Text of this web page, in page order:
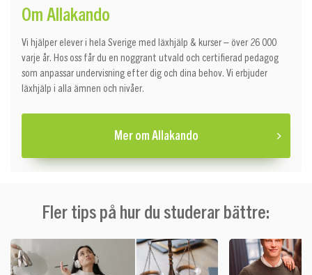
Om Allakando
Vi hjälper elever i hela Sverige med läxhjälp & kurser – över 26 000
varje år. Hos oss får du en noggrant utvald och certifierad pedagog
som anpassar undervisning efter dig och dina behov. Vi erbjuder
läxhjälp i alla ämnen och nivåer.
Mer om Allakando
Fler tips på hur du studerar bättre: